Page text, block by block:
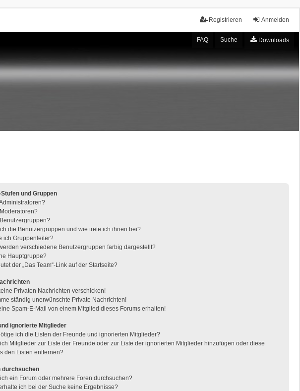
Anmelden
Registrieren
FAQ Suche Downloads
und Gruppen
die Benutzergruppen und wie trete ich ihnen bei?
ich Gruppenleiter?
verschiedene Benutzergruppen farbig dargestellt?
Hauptgruppe?
der „Das Team“-Link auf der Startseite?
Privaten Nachrichten verschicken!
ständig unerwünschte Private Nachrichten!
Spam-E-Mail von einem Mitglied dieses Forums erhalten!
ignorierte Mitglieder
ich die Listen der Freunde und ignorierten Mitglieder?
Mitglieder zur Liste der Freunde oder zur Liste der ignorierten Mitglieder hinzufügen oder diese
den Listen entfernen?
durchsuchen
ein Forum oder mehrere Foren durchsuchen?
ich bei der Suche keine Ergebnisse?